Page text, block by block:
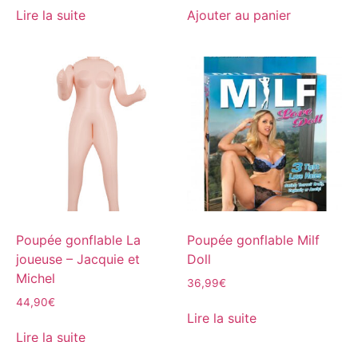
Lire la suite Ajouter au panier
Poupée gonflable La
joueuse – Jacquie et
Michel
44,90€
Lire la suite
Poupée gonflable Milf
Doll
36,99€
Lire la suite